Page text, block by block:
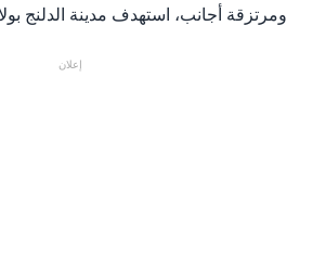
ومرتزقة أجانب، استهدف مدينة الدلنج
إعلان